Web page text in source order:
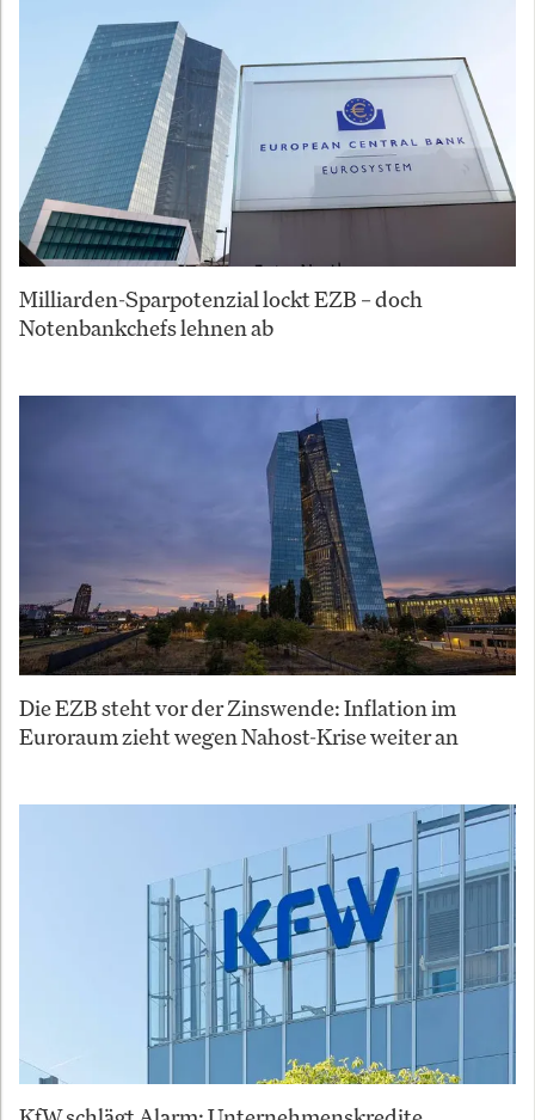
Milliarden-Sparpotenzial lockt EZB – doch
Notenbankchefs lehnen ab
Die EZB steht vor der Zinswende: Inflation im
Euroraum zieht wegen Nahost-Krise weiter an